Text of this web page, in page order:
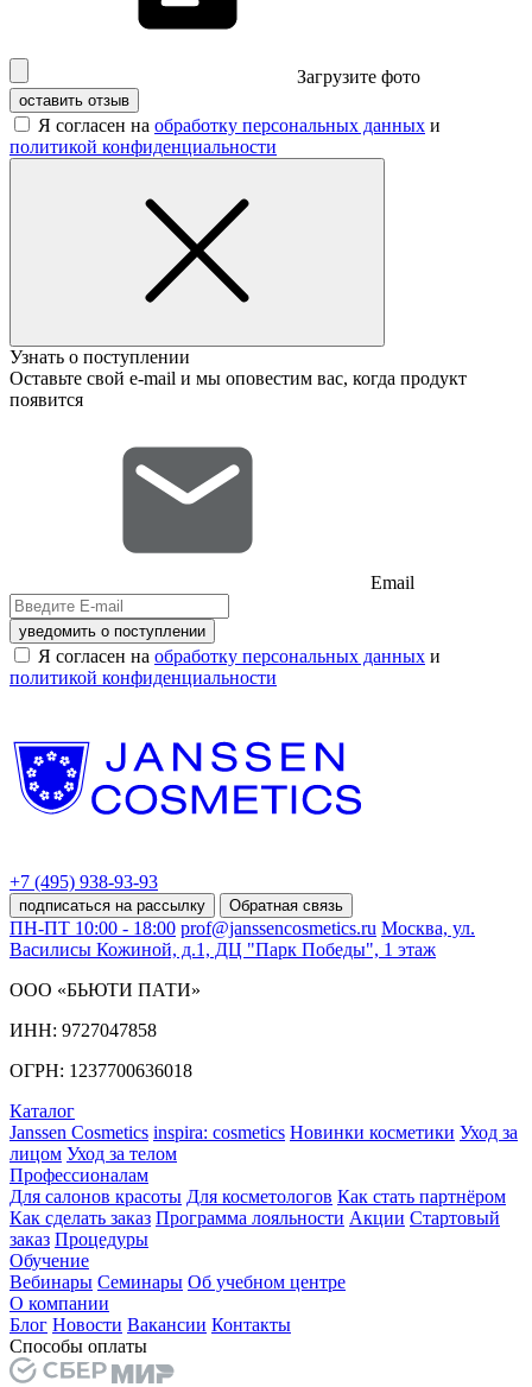
Загрузите фото
оставить отзыв
Я согласен на обработку персональных данных и
политикой конфиденциальности
Узнать о поступлении
Оставьте свой e-mail и мы оповестим вас, когда продукт
появится
Email
уведомить о поступлении
Я согласен на обработку персональных данных и
политикой конфиденциальности
+7 (495) 938-93-93
подписаться на рассылку Обратная связь
ПН-ПТ 10:00 - 18:00 prof@janssencosmetics.ru Москва, ул.
Василисы Кожиной, д.1, ДЦ "Парк Победы", 1 этаж
ООО «БЬЮТИ ПАТИ»
ИНН: 9727047858
ОГРН: 1237700636018
Каталог
Janssen Cosmetics inspira: сosmetics Новинки косметики Уход за
лицом Уход за телом
Профессионалам
Для салонов красоты Для косметологов Как стать партнёром
Как сделать заказ Программа лояльности Акции Стартовый
заказ Процедуры
Обучение
Вебинары Семинары Об учебном центре
О компании
Блог Новости Вакансии Контакты
Способы оплаты